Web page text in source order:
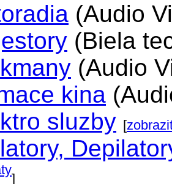
(Audio
(Biela
(Audio
kina
sluzby [
]